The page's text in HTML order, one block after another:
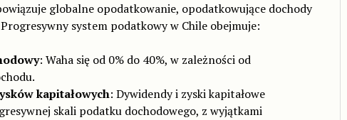
globalne opodatkowanie, opodatkowujące dochody
Progresywny system podatkowy w Chile obejmuje:
: Waha się od 0% do 40%, w zależności od
kapitałowych: Dywidendy i zyski kapitałowe
skali podatku dochodowego, z wyjątkami